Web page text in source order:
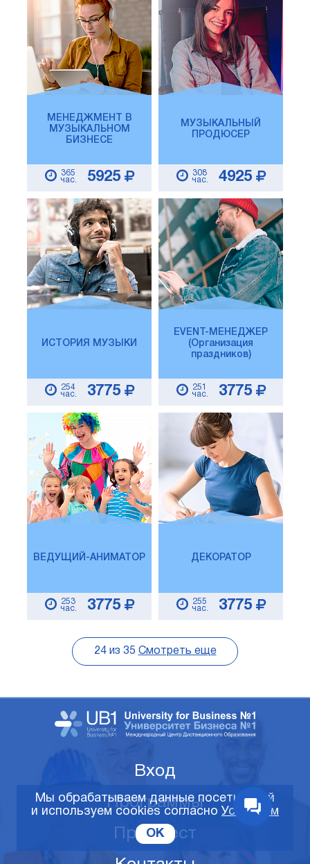
МЕНЕДЖМЕНТ В
МУЗЫКАЛЬНОМ
БИЗНЕСЕ
365
час.
5925
МУЗЫКАЛЬНЫЙ
ПРОДЮСЕР
308
час.
4925
ИСТОРИЯ МУЗЫКИ
254
час.
3775
EVENT-МЕНЕДЖЕР
(Организация
праздников)
251
час.
3775
ВЕДУЩИЙ-АНИМАТОР
253
час.
3775
ДЕКОРАТОР
255
час.
3775
24из 35 Смотреть еще
Вход
Программы
Профтест
Мы обрабатываем данные посетителей
и используем cookies согласно Условиям
OK